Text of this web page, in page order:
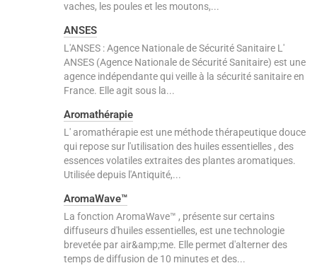
vaches, les poules et les moutons,...
ANSES
L'ANSES : Agence Nationale de Sécurité Sanitaire L'
ANSES (Agence Nationale de Sécurité Sanitaire) est une
agence indépendante qui veille à la sécurité sanitaire en
France. Elle agit sous la...
Aromathérapie
L' aromathérapie est une méthode thérapeutique douce
qui repose sur l'utilisation des huiles essentielles , des
essences volatiles extraites des plantes aromatiques.
Utilisée depuis l'Antiquité,...
AromaWave™
La fonction AromaWave™ , présente sur certains
diffuseurs d'huiles essentielles, est une technologie
brevetée par air&amp;me. Elle permet d'alterner des
temps de diffusion de 10 minutes et des...